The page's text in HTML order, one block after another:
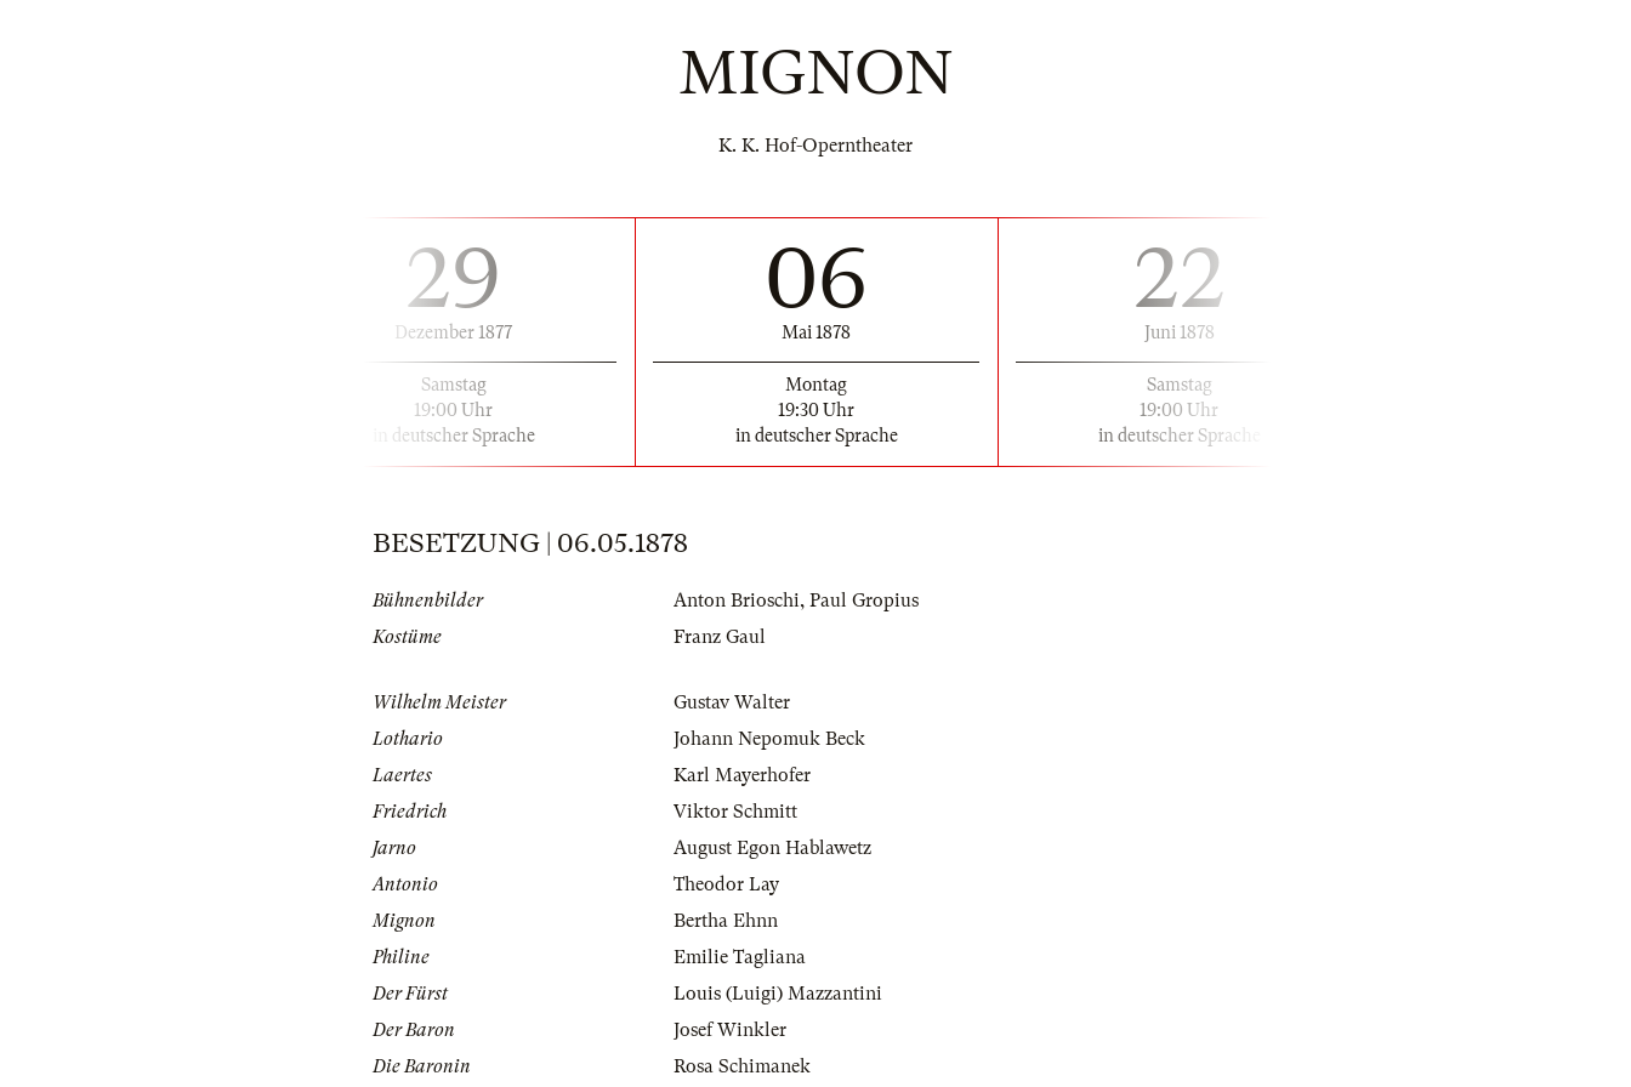
MIGNON
K. K. Hof-Operntheater
29
Dezember 1877
Samstag
19:00 Uhr
in deutscher Sprache
06
Mai 1878
Montag
19:30 Uhr
in deutscher Sprache
22
Juni 1878
Samstag
19:00 Uhr
in deutscher Sprache
BESETZUNG | 06.05.1878
Bühnenbilder Anton Brioschi, Paul Gropius
Kostüme
Franz Gaul
Wilhelm Meister
Gustav Walter
Lothario
Johann Nepomuk Beck
Laertes
Karl Mayerhofer
Friedrich
Viktor Schmitt
Jarno
August Egon Hablawetz
Antonio
Theodor Lay
Mignon
Bertha Ehnn
Philine
Emilie Tagliana
Der Fürst
Louis (Luigi) Mazzantini
Der Baron
Josef Winkler
Die Baronin
Rosa Schimanek